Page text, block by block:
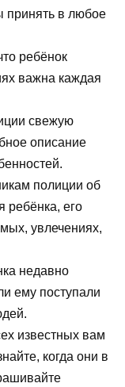
принять в любое
ребёнок
важна каждая
свежую
описание
полиции об
ребёнка, его
увлечениях,
недавно
ему поступали
известных вам
когда они в